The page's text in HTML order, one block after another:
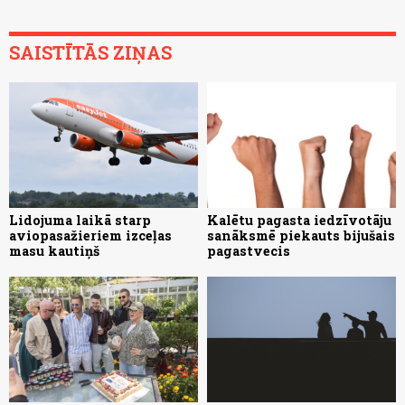
SAISTĪTĀS ZIŅAS
Lidojuma laikā starp
aviopasažieriem izceļas
masu kautiņš
Kalētu pagasta iedzīvotāju
sanāksmē piekauts bijušais
pagastvecis